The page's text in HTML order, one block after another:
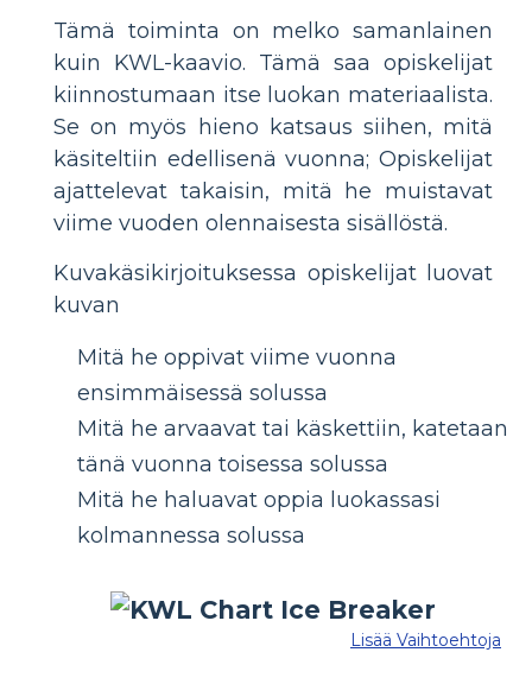
Tämä toiminta on melko samanlainen
kuin KWL-kaavio. Tämä saa opiskelijat
kiinnostumaan itse luokan materiaalista.
Se on myös hieno katsaus siihen, mitä
käsiteltiin edellisenä vuonna; Opiskelijat
ajattelevat takaisin, mitä he muistavat
viime vuoden olennaisesta sisällöstä.
Kuvakäsikirjoituksessa opiskelijat luovat
kuvan
Mitä he oppivat viime vuonna
ensimmäisessä solussa
Mitä he arvaavat tai käskettiin, katetaan
tänä vuonna toisessa solussa
Mitä he haluavat oppia luokassasi
kolmannessa solussa
Lisää Vaihtoehtoja